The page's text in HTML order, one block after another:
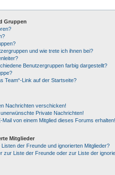
Gruppen
und wie trete ich ihnen bei?
Benutzergruppen farbig dargestellt?
Team“-Link auf der Startseite?
Nachrichten verschicken!
Private Nachrichten!
Mail von einem Mitglied dieses Forums erhalten!
Mitglieder
der Freunde und ignorierten Mitglieder?
zur Liste der Freunde oder zur Liste der